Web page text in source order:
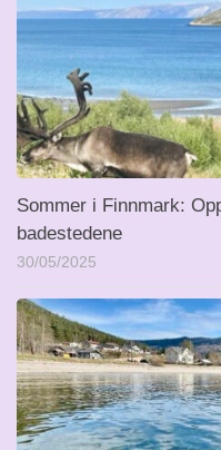
Sommer i Finnmark:
badestedene
30/05/2025